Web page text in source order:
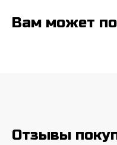
Вам может
Отзывы